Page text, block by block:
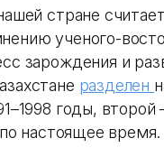
стране
ученого-
зарождения и
разделен
годы, второй
настоящее время.